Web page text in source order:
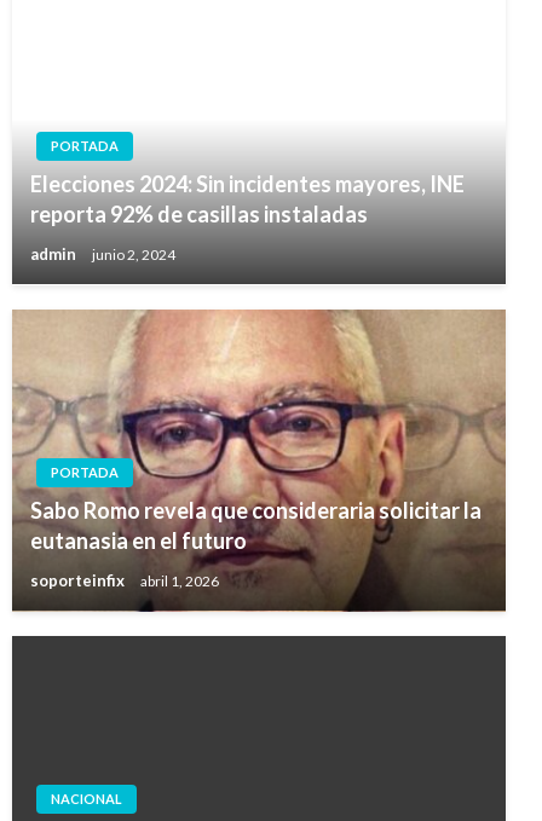
PORTADA
Elecciones 2024: Sin incidentes mayores, INE
reporta 92% de casillas instaladas
admin junio 2, 2024
PORTADA
Sabo Romo revela que consideraria solicitar la
eutanasia en el futuro
soporteinfix abril 1, 2026
NACIONAL